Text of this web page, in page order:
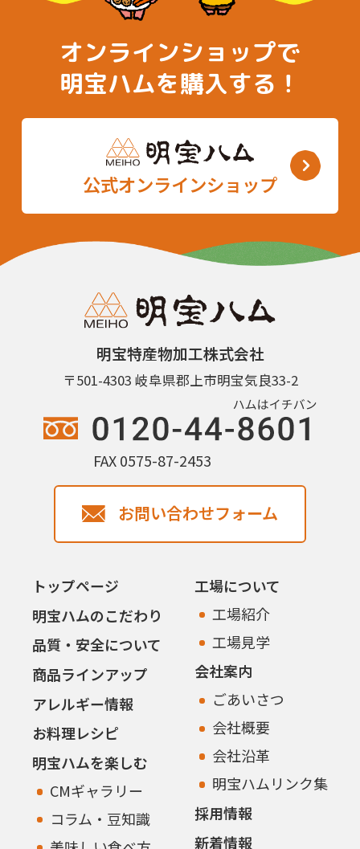
オンラインショップで
明宝ハムを購入する！
公式オンラインショップ
明宝特産物加工株式会社
〒501-4303 岐阜県郡上市明宝気良33-2
FAX 0575-87-2453
お問い合わせフォーム
トップページ
明宝ハムのこだわり
品質・安全について
商品ラインアップ
アレルギー情報
お料理レシピ
明宝ハムを楽しむ
CMギャラリー
コラム・豆知識
工場について
工場紹介
工場見学
会社案内
ごあいさつ
会社概要
会社沿革
明宝ハムリンク集
採用情報
新着情報